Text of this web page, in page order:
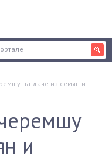
на даче из семян и
и